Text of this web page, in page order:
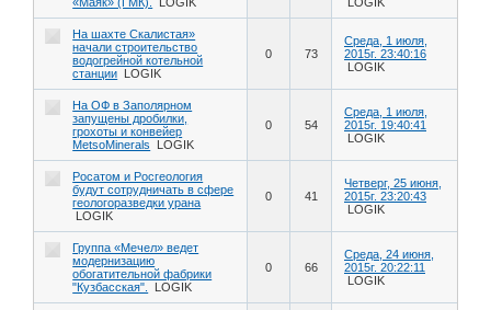
На шахте Скалистая»
начали строительство
водогрейной котельной
станции LOGIK
0 73
Среда, 1 июля,
2015г. 23:40:16
LOGIK
На ОФ в Заполярном
запущены дробилки,
грохоты и конвейер
MetsoMinerals
LOGIK
0 54
Среда, 1 июля,
2015г. 19:40:41
LOGIK
Росатом и Росгеология
будут сотрудничать в сфере
геологоразведки урана
LOGIK
0 41
Четверг, 25 июня,
2015г. 23:20:43
LOGIK
Группа «Мечел» ведет
модернизацию
обогатительной фабрики
"Кузбасская".
LOGIK
0 66
Среда, 24 июня,
2015г. 20:22:11
LOGIK